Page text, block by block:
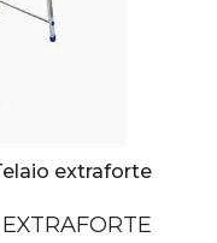
extraforte
EXTRAFORTE